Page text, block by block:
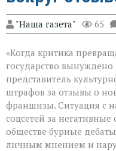
"Наша газета" 65
«Когда критика
государство вынуждено
представитель
штрафов за отзывы о
франшизы. Ситуация с
соцсетей за
обществе бурные
личным мнением и